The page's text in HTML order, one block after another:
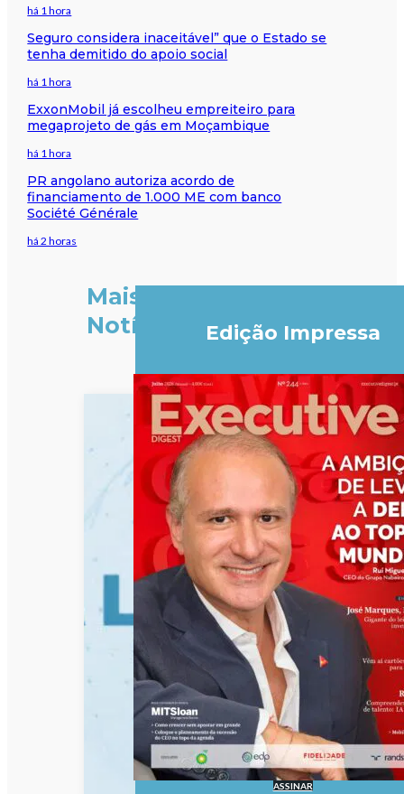
há 1 hora
Seguro considera inaceitável” que o Estado se
tenha demitido do apoio social
há 1 hora
ExxonMobil já escolheu empreiteiro para
megaprojeto de gás em Moçambique
há 1 hora
PR angolano autoriza acordo de
financiamento de 1.000 ME com banco
Société Générale
há 2 horas
Mais
Notícias
Edição Impressa
ASSINAR